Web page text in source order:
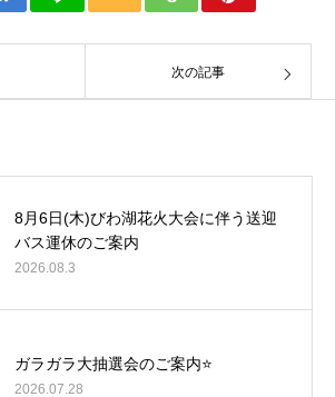
次の記事
8月6日(木)びわ湖花火大会に伴う送迎
バス運休のご案内
2026.08.3
ガラガラ大抽選会のご案内⭐
2026.07.28